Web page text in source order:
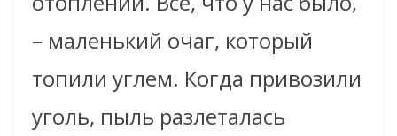
– маленький очаг, который
топили углем. Когда привозили
уголь, пыль разлеталась